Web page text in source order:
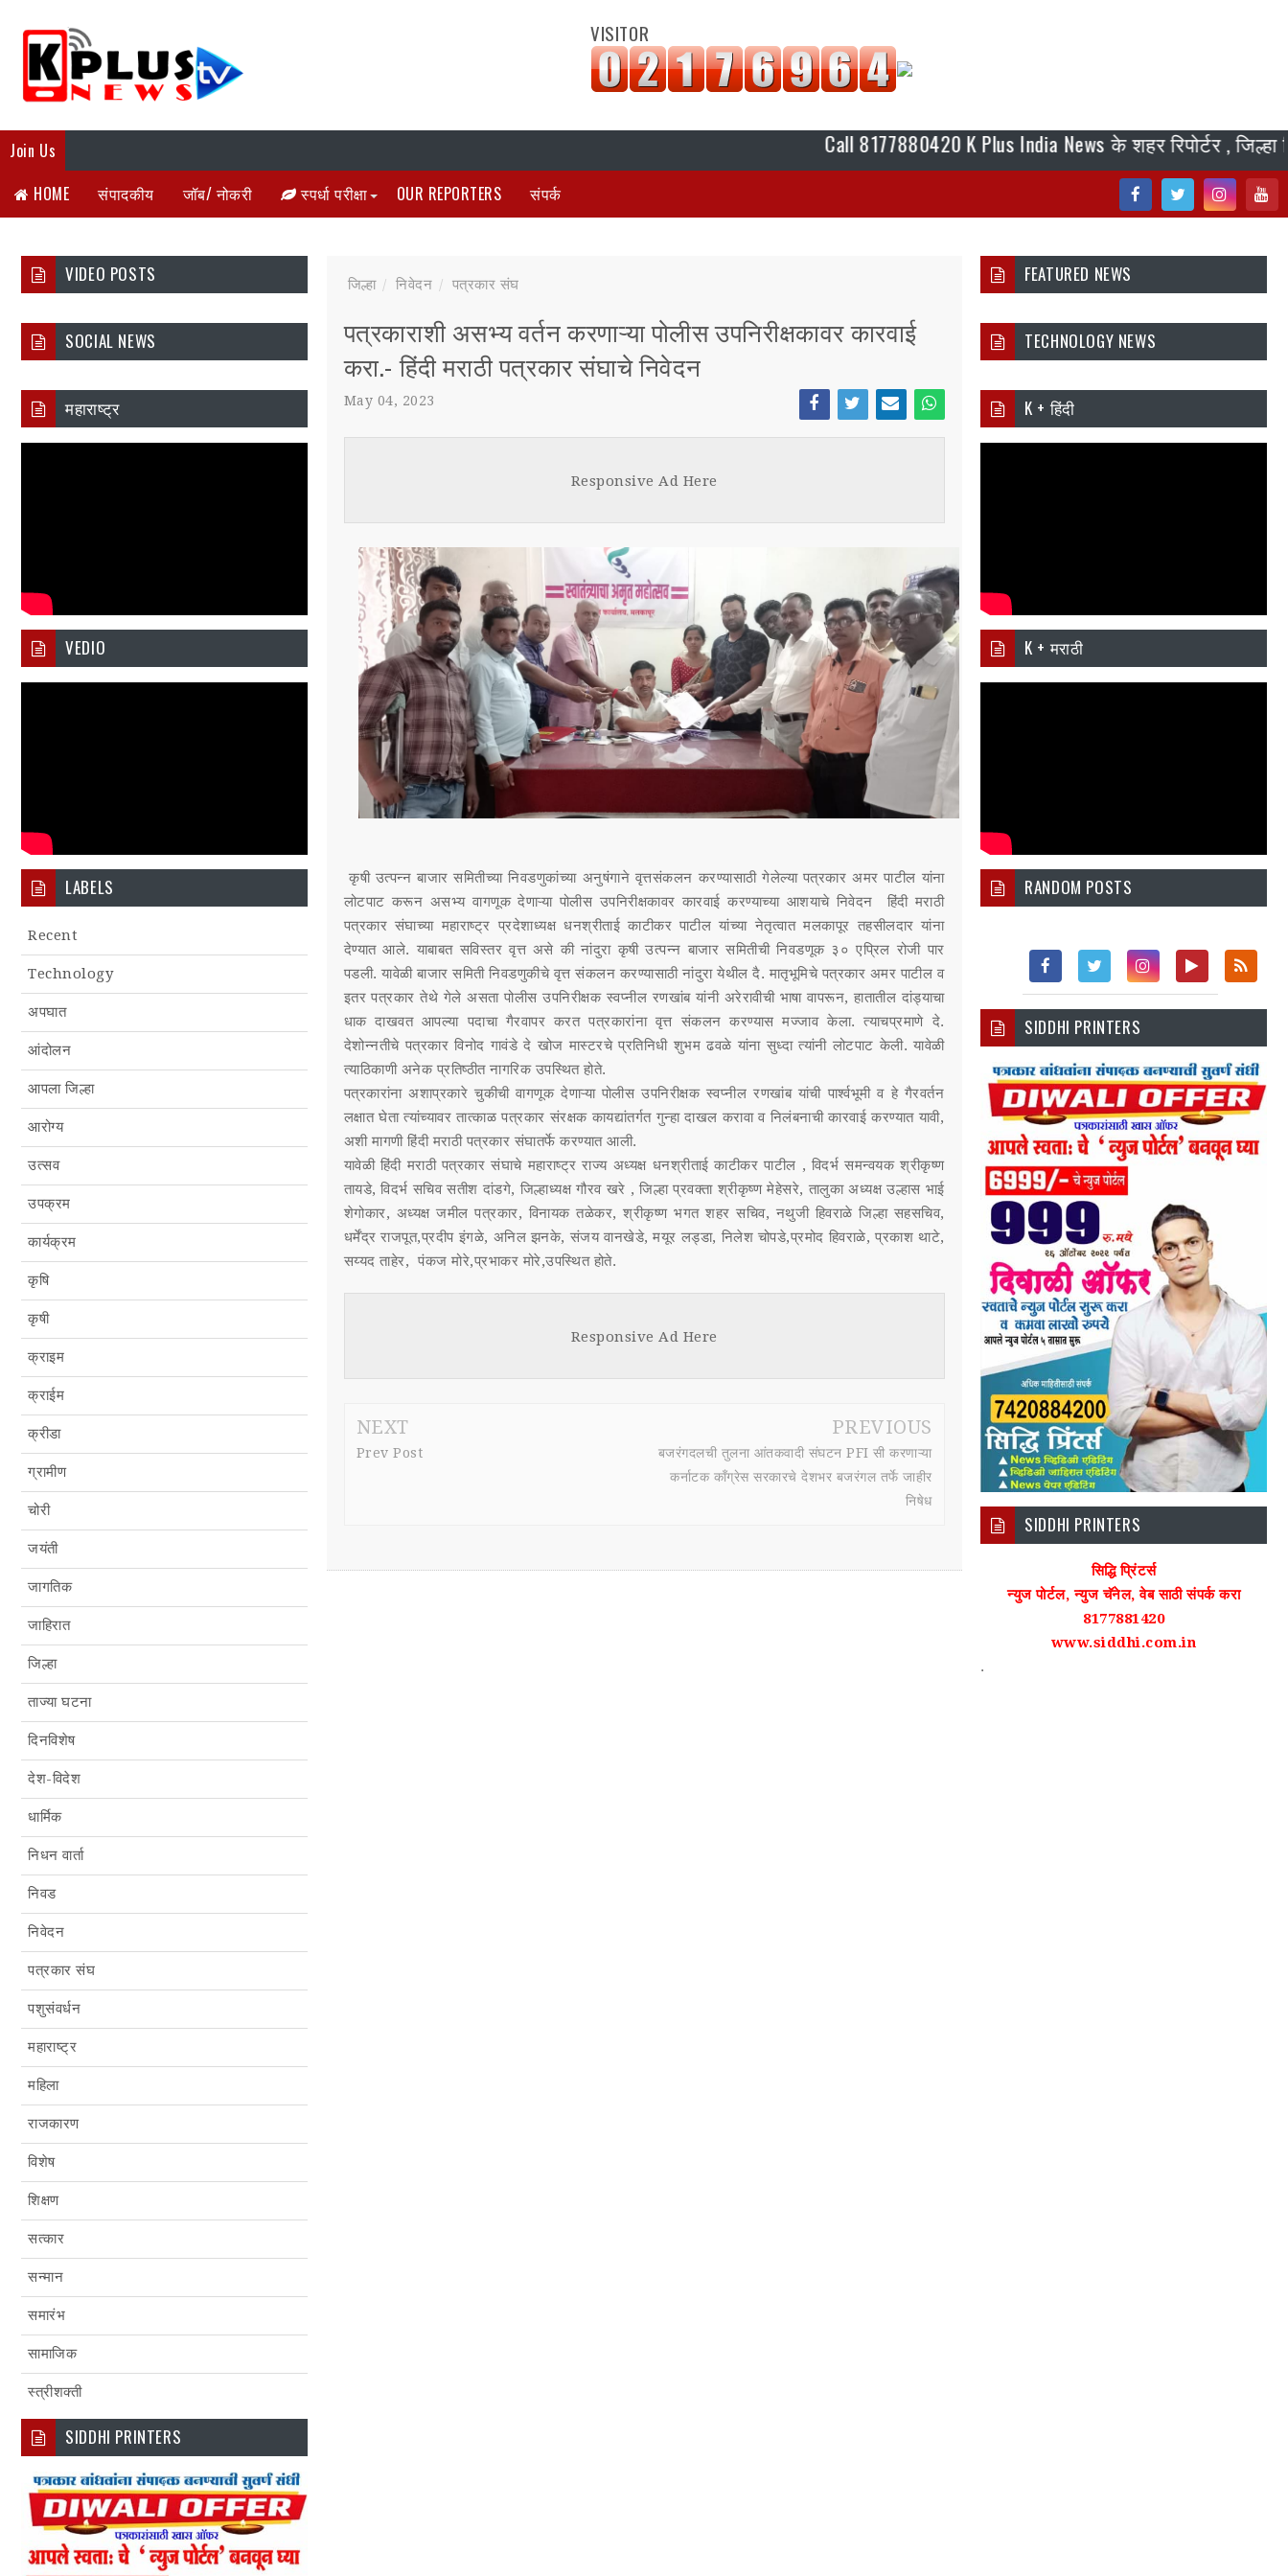
VISITOR
Join Us Call 8177880420 K Plus India News के शहर रिपोर्टर , जिल्हा
ebo
ok
tter
agr
am
tub
e
HOME संपादकीय जॉब/ नोकरी स्पर्धा परीक्षा OUR REPORTERS संपर्क
VIDEO POSTS
SOCIAL NEWS
महाराष्ट्र
VEDIO
LABELS
Recent
Technology
अपघात
आंदोलन
आपला जिल्हा
आरोग्य
उत्सव
उपक्रम
कार्यक्रम
कृषि
कृषी
क्राइम
क्राईम
क्रीडा
ग्रामीण
चोरी
जयंती
जागतिक
जाहिरात
जिल्हा
ताज्या घटना
दिनविशेष
देश-विदेश
धार्मिक
निधन वार्ता
निवड
निवेदन
पत्रकार संघ
पशुसंवर्धन
महाराष्ट्र
महिला
राजकारण
विशेष
शिक्षण
सत्कार
सन्मान
समारंभ
सामाजिक
स्त्रीशक्ती
SIDDHI PRINTERS
जिल्हा निवेदन पत्रकार संघ
पत्रकाराशी असभ्य वर्तन करणाऱ्या पोलीस उपनिरीक्षकावर कारवाई
करा.- हिंदी मराठी पत्रकार संघाचे निवेदन
May 04, 2023
Face
Twi
Ema
Wh
Responsive Ad Here
कृषी उत्पन्न बाजार समितीच्या निवडणुकांच्या अनुषंगाने वृत्तसंकलन करण्यासाठी गेलेल्या पत्रकार अमर पाटील यांना
लोटपाट करून असभ्य वागणूक देणाऱ्या पोलीस उपनिरीक्षकावर कारवाई करण्याच्या आशयाचे निवेदन हिंदी मराठी
पत्रकार संघाच्या महाराष्ट्र प्रदेशाध्यक्ष धनश्रीताई काटीकर पाटील यांच्या नेतृत्वात मलकापूर तहसीलदार यांना
देण्यात आले. याबाबत सविस्तर वृत्त असे की नांदुरा कृषी उत्पन्न बाजार समितीची निवडणूक ३० एप्रिल रोजी पार
पडली. यावेळी बाजार समिती निवडणुकीचे वृत्त संकलन करण्यासाठी नांदुरा येथील दै. मातृभूमिचे पत्रकार अमर पाटील व
इतर पत्रकार तेथे गेले असता पोलीस उपनिरीक्षक स्वप्नील रणखांब यांनी अरेरावीची भाषा वापरून, हातातील दांड्याचा
धाक दाखवत आपल्या पदाचा गैरवापर करत पत्रकारांना वृत्त संकलन करण्यास मज्जाव केला. त्याचप्रमाणे दे.
देशोन्नतीचे पत्रकार विनोद गावंडे दे खोज मास्टरचे प्रतिनिधी शुभम ढवळे यांना सुध्दा त्यांनी लोटपाट केली. यावेळी
त्याठिकाणी अनेक प्रतिष्ठीत नागरिक उपस्थित होते.
पत्रकारांना अशाप्रकारे चुकीची वागणूक देणाऱ्या पोलीस उपनिरीक्षक स्वप्नील रणखांब यांची पार्श्वभूमी व हे गैरवर्तन
लक्षात घेता त्यांच्यावर तात्काळ पत्रकार संरक्षक कायद्यांतर्गत गुन्हा दाखल करावा व निलंबनाची कारवाई करण्यात यावी,
अशी मागणी हिंदी मराठी पत्रकार संघातर्फे करण्यात आली.
यावेळी हिंदी मराठी पत्रकार संघाचे महाराष्ट्र राज्य अध्यक्ष धनश्रीताई काटीकर पाटील , विदर्भ समन्वयक श्रीकृष्ण
तायडे, विदर्भ सचिव सतीश दांडगे, जिल्हाध्यक्ष गौरव खरे , जिल्हा प्रवक्ता श्रीकृष्ण मेहेसरे, तालुका अध्यक्ष उल्हास भाई
शेगोकार, अध्यक्ष जमील पत्रकार, विनायक तळेकर, श्रीकृष्ण भगत शहर सचिव, नथुजी हिवराळे जिल्हा सहसचिव,
धर्मेंद्र राजपूत,प्रदीप इंगळे, अनिल झनके, संजय वानखेडे, मयूर लड्डा, निलेश चोपडे,प्रमोद हिवराळे, प्रकाश थाटे,
सय्यद ताहेर, पंकज मोरे,प्रभाकर मोरे,उपस्थित होते.
Responsive Ad Here
NEXT
Prev Post
PREVIOUS
बजरंगदलची तुलना आंतकवादी संघटन PFI सी करणाऱ्या
कर्नाटक कॉंग्रेस सरकारचे देशभर बजरंगल तर्फे जाहीर
निषेध
FEATURED NEWS
TECHNOLOGY NEWS
K + हिंदी
K + मराठी
RANDOM POSTS
Fac
Ebo
Ok
Twi
Tter
Inst
Agr
Am
You
E
SIDDHI PRINTERS
SIDDHI PRINTERS
सिद्धि प्रिंटर्स
न्युज पोर्टल, न्युज चॅनेल, वेब साठी संपर्क करा
8177881420
www.siddhi.com.in
.